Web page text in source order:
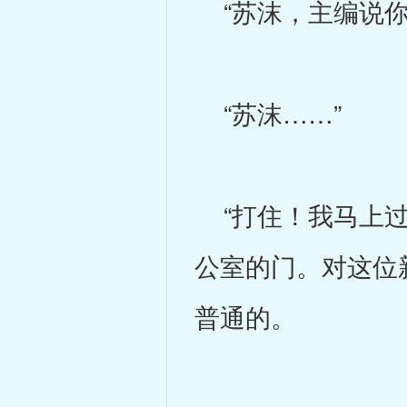
“苏沫，主编说
“苏沫……”
“打住！我马上
公室的门。对这
普通的。